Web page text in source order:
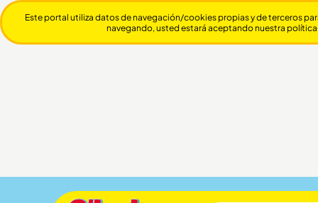
Este portal utiliza datos de navegación/cookies propias y de terceros
navegando, usted estará aceptando nuestra